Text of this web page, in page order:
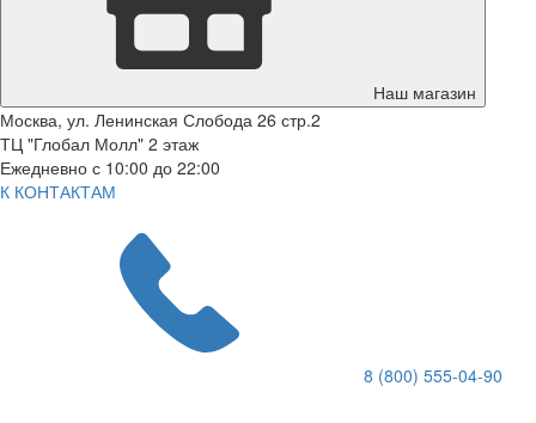
Наш магазин
Москва, ул. Ленинская Слобода 26 стр.2
ТЦ "Глобал Молл" 2 этаж
Ежедневно с 10:00 до 22:00
К КОНТАКТАМ
8 (800) 555-04-90